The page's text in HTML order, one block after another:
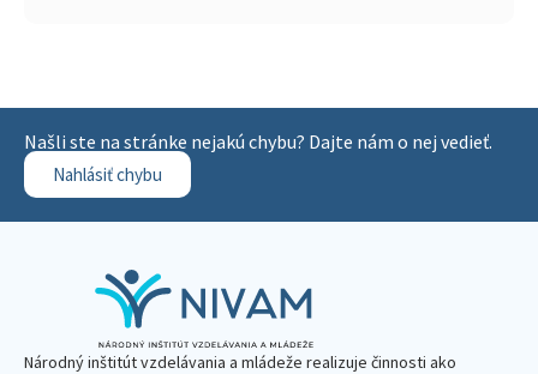
Našli ste na stránke nejakú chybu? Dajte nám o nej vedieť.
Nahlásiť chybu
Národný inštitút vzdelávania a mládeže realizuje činnosti ako